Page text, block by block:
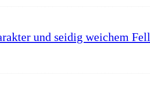
und seidig weichem Fell